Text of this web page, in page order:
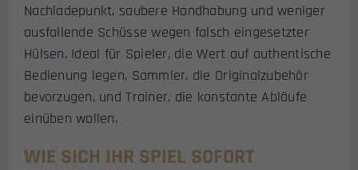
Nachladepunkt, saubere Handhabung und weniger
ausfallende Schüsse wegen falsch eingesetzter
Hülsen. Ideal für Spieler, die Wert auf authentische
Bedienung legen, Sammler, die Originalzubehör
bevorzugen, und Trainer, die konstante Abläufe
einüben wollen.
WIE SICH IHR SPIEL SOFORT